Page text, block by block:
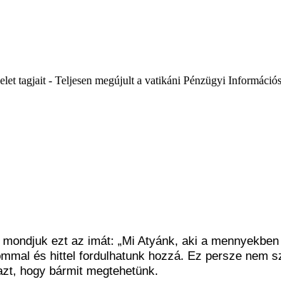
tagjait - Teljesen megújult a vatikáni Pénzügyi
ezt az imát: „Mi Atyánk, aki a
és hittel fordulhatunk hozzá. Ez persze nem
hogy bármit megtehetünk.